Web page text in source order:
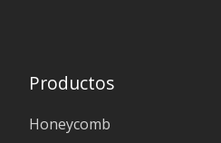
Productos
Honeycomb